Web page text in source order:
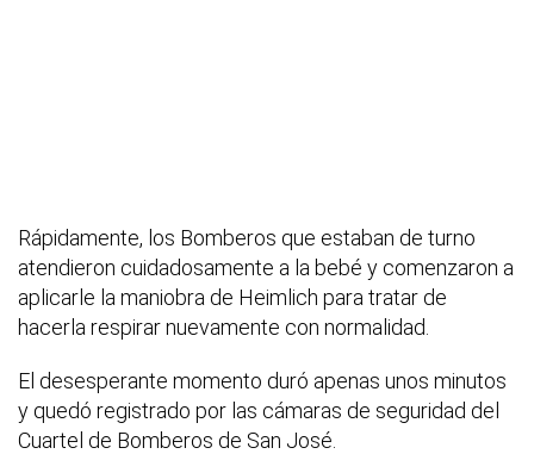
Rápidamente, los Bomberos que estaban de turno
atendieron cuidadosamente a la bebé y comenzaron a
aplicarle la maniobra de Heimlich para tratar de
hacerla respirar nuevamente con normalidad.
El desesperante momento duró apenas unos minutos
y quedó registrado por las cámaras de seguridad del
Cuartel de Bomberos de San José.